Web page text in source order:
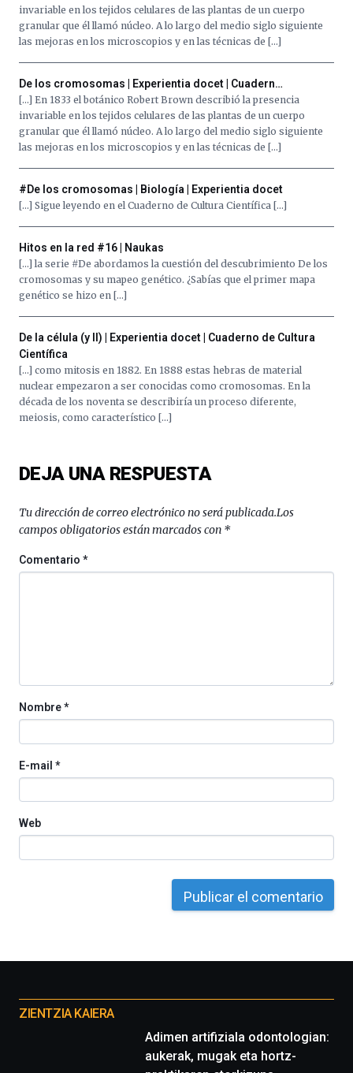
La
iniciativa,
organizada
por
la
Cátedra…
invariable en los tejidos celulares de las plantas de un cuerpo
granular que él llamó núcleo. A lo largo del medio siglo siguiente
las mejoras en los microscopios y en las técnicas de […]
De los cromosomas | Experientia docet | Cuadern…
[…] En 1833 el botánico Robert Brown describió la presencia
invariable en los tejidos celulares de las plantas de un cuerpo
granular que él llamó núcleo. A lo largo del medio siglo siguiente
las mejoras en los microscopios y en las técnicas de […]
#De los cromosomas | Biología | Experientia docet
[…] Sigue leyendo en el Cuaderno de Cultura Científica […]
Hitos en la red #16 | Naukas
[…] la serie #De abordamos la cuestión del descubrimiento De los
cromosomas y su mapeo genético. ¿Sabías que el primer mapa
genético se hizo en […]
De la célula (y II) | Experientia docet | Cuaderno de Cultura
Científica
[…] como mitosis en 1882. En 1888 estas hebras de material
nuclear empezaron a ser conocidas como cromosomas. En la
década de los noventa se describiría un proceso diferente,
meiosis, como característico […]
DEJA UNA RESPUESTA
Tu dirección de correo electrónico no será publicada.Los
campos obligatorios están marcados con *
Comentario*
Nombre*
E-mail *
Web
proyectos
ZIENTZIA KAIERA
Adimen artifiziala odontologian:
aukerak, mugak eta hortz-